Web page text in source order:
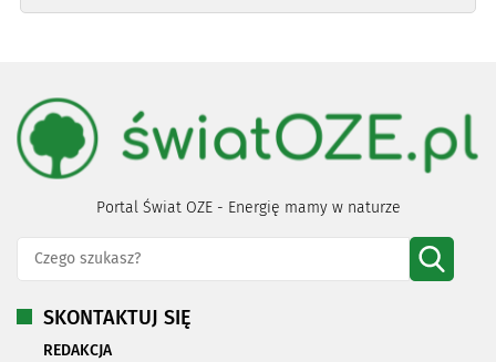
Portal Świat OZE - Energię mamy w naturze
SKONTAKTUJ SIĘ
REDAKCJA